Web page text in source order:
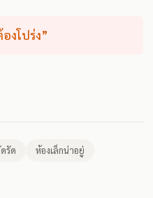
งโปร่ง”
รัด
ห้องเล็กน่าอยู่